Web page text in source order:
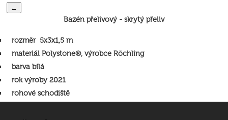
←
Bazén přelivový - skrytý přeliv
rozměr 5x3x1,5 m
materiál Polystone®, výrobce Röchling
barva bílá
rok výroby 2021
rohové schodiště